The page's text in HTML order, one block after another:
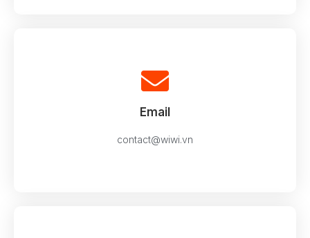
Email
contact@wiwi.vn